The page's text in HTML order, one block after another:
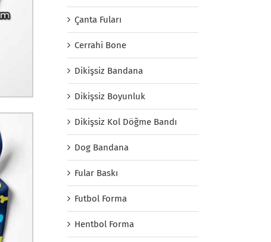
Çanta Fuları
Cerrahi Bone
Dikişsiz Bandana
Dikişsiz Boyunluk
Dikişsiz Kol Döğme Bandı
Dog Bandana
Fular Baskı
Futbol Forma
Hentbol Forma